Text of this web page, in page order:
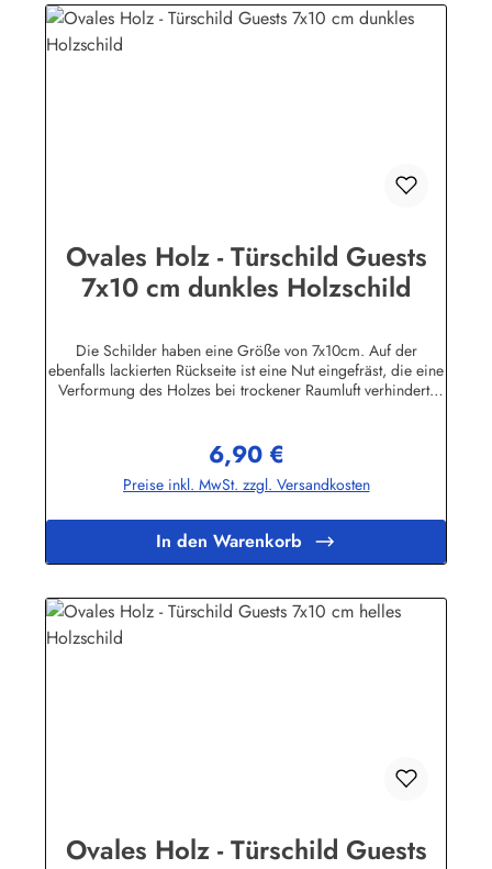
Hamburginfo@buddel.de
Ovales Holz - Türschild Guests
7x10 cm dunkles Holzschild
Die Schilder haben eine Größe von 7x10cm. Auf der
ebenfalls lackierten Rückseite ist eine Nut eingefräst, die eine
Verformung des Holzes bei trockener Raumluft verhindert.
Massivholz gefertigt, mehrfach lackiert und geschliffen, dann
ebenfalls in Handarbeit mit Siebdruck beschriftet und mit
einem Schutzlack versehen. Das Holz ist abgelagert, es
auf unserem Farmgrundstück entwurzelten Bäumen.
Geringfügige Abweichungen in der Maserung sind
fertigungsbedingt.Herstellerinformationen:Buddel-Bini Inh.
Hamburginfo@buddel.de
Regulärer Preis:
6,90 €
Preise inkl. MwSt. zzgl. Versandkosten
In den Warenkorb
Ovales Holz - Türschild Guests